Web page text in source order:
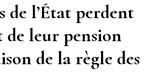
de l’État perdent
de leur pension
de la règle des